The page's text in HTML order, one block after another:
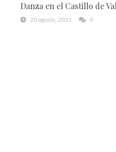
Danza en el Castillo de
20 agosto, 2021 0